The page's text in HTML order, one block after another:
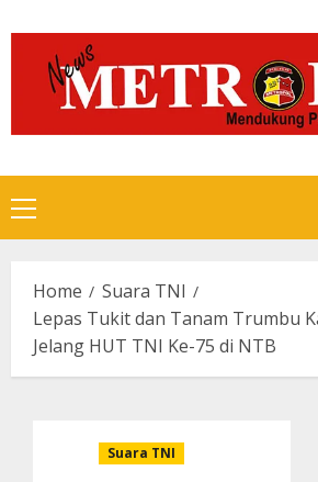
to
content
Primary
Menu
Home
Suara TNI
Lepas Tukit dan Tanam Trumbu
Jelang HUT TNI Ke-75 di NTB
Suara TNI